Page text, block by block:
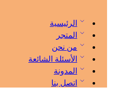
الرئيسية
المتجر
من نحن
الأسئلة الشائعة
المدونة
اتصل بنا